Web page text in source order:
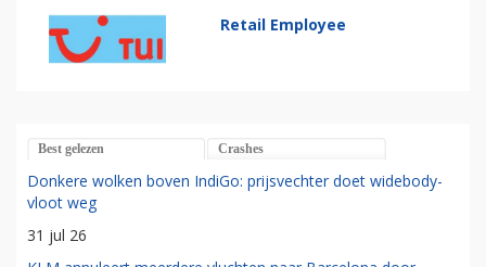
Retail Employee
Best gelezen Crashes
Donkere wolken boven IndiGo: prijsvechter doet widebody-
vloot weg
31 jul 26